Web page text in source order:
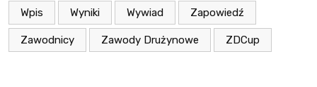
Wpis Wyniki Wywiad Zapowiedź
Zawodnicy Zawody Drużynowe ZDCup